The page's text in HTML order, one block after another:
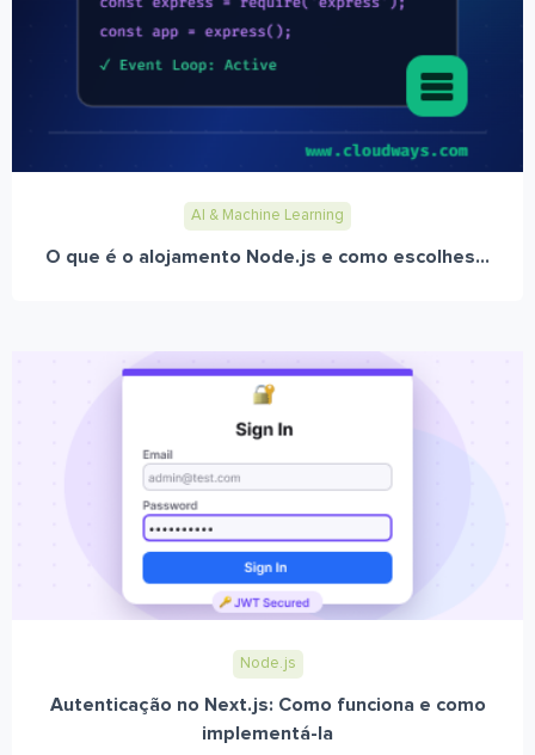
AI & Machine Learning
O que é o alojamento Node.js e como escolhes...
Node.js
Autenticação no Next.js: Como funciona e como
implementá-la